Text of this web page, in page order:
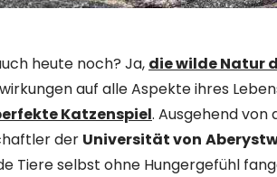
heute noch? Ja, die wilde Natur
auf alle Aspekte ihres
Katzenspiel. Ausgehend von
der Universität von
Tiere selbst ohne Hungergefühl